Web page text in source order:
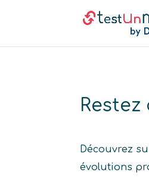
Découvrez
évolutions